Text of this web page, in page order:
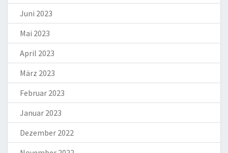
Juni 2023
Mai 2023
April 2023
März 2023
Februar 2023
Januar 2023
Dezember 2022